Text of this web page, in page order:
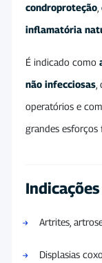
condroproteção
inflamatória
É indicado como
não infecciosas
operatórios e
grandes esforços
Artrites,
Displasias